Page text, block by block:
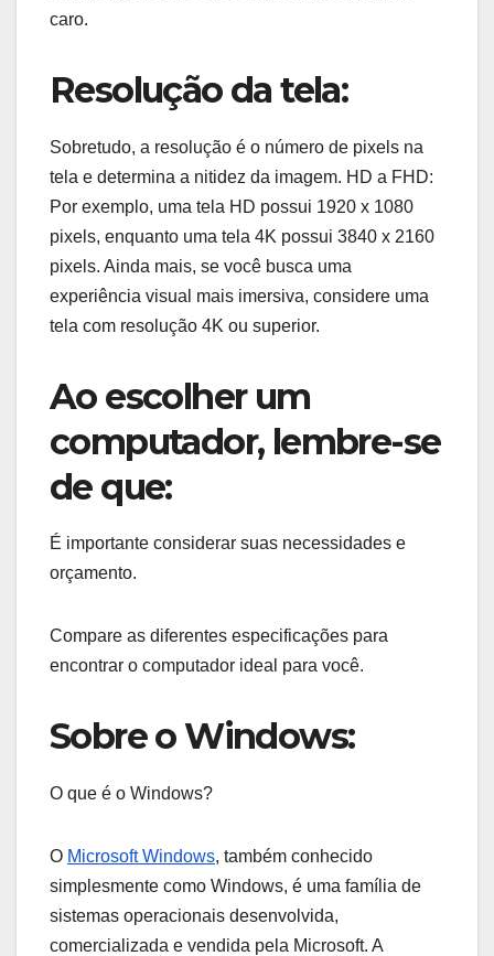
caro.
Resolução da tela:
Sobretudo, a resolução é o número de pixels na
tela e determina a nitidez da imagem. HD a FHD:
Por exemplo, uma tela HD possui 1920 x 1080
pixels, enquanto uma tela 4K possui 3840 x 2160
pixels. Ainda mais, se você busca uma
experiência visual mais imersiva, considere uma
tela com resolução 4K ou superior.
Ao escolher um
computador, lembre-se
de que:
É importante considerar suas necessidades e
orçamento.
Compare as diferentes especificações para
encontrar o computador ideal para você.
Sobre o Windows:
O que é o Windows?
O Microsoft Windows, também conhecido
simplesmente como Windows, é uma família de
sistemas operacionais desenvolvida,
comercializada e vendida pela Microsoft. A